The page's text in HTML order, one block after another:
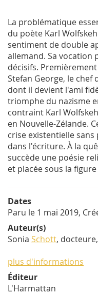
La problématique
du poète Karl
sentiment de double
allemand. Sa vocation
décisifs.
Stefan George, le chef
dont il devient l'ami
triomphe du nazisme
contraint Karl
en Nouvelle-Zélande.
crise existentielle
dans l'écriture. À la
succède une poésie
et placée sous la
Dates
Paru le 1 mai 2019,
Auteur(s)
Sonia Schott,
plus d'informations
Éditeur
L'Harmattan